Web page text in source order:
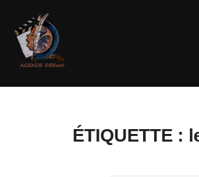
ÉTIQUETTE :